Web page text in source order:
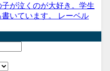
が泣くのが大好き。学生
いています。 レーベル